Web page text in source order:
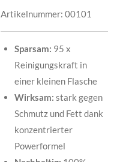
Artikelnummer: 00101
Sparsam: 95 x
Reinigungskraft in
einer kleinen Flasche
Wirksam: stark gegen
Schmutz und Fett dank
konzentrierter
Powerformel